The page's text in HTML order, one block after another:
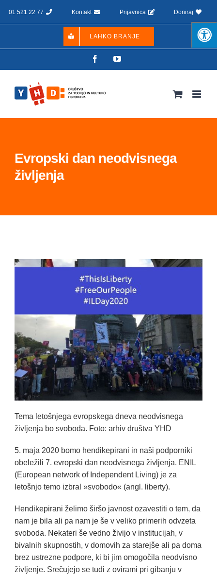
01 521 22 77 Kontakt Prijavnica Doniraj
LAHKO BRANJE
FacebookYouTube
Evropski dan neodvisnega
življenja
Tema letošnjega evropskega dneva neodvisnega
življenja bo svoboda. Foto: arhiv društva YHD
5. maja 2020 bomo hendikepirani in naši podporniki
obeležili 7. evropski dan neodvisnega življenja. ENIL
(European network of Independent Living) je za
letošnjo temo izbral »svobodo« (angl. liberty).
Hendikepirani želimo širšo javnost ozavestiti o tem, da
nam je bila ali pa nam je še v veliko primerih odvzeta
svoboda. Nekateri še vedno živijo v institucijah, v
bivalnih skupnostih, v domovih za starejše ali pa doma
brez ustrezne podpore, ki bi jim omogočila neodvisno
življenje. Srečujejo se tudi z ovirami pri gibanju v